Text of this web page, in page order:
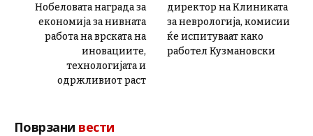
Нобеловата награда за
економија за нивната
работа на врската на
иновациите,
технологијата и
одржливиот раст
директор на Клиниката
за неврологија, комисии
ќе испитуваат како
работел Кузмановски
Поврзани вести